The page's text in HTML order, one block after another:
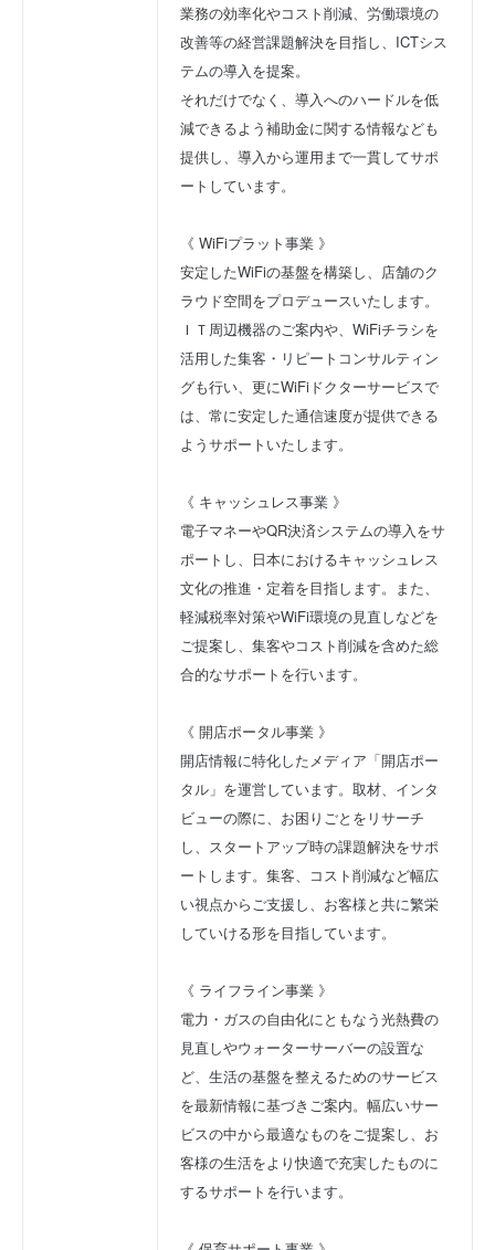
業務の効率化やコスト削減、労働環境の
改善等の経営課題解決を目指し、ICTシス
テムの導入を提案。
それだけでなく、導入へのハードルを低
減できるよう補助金に関する情報なども
提供し、導入から運用まで一貫してサポ
ートしています。
《 WiFiプラット事業 》
安定したWiFiの基盤を構築し、店舗のク
ラウド空間をプロデュースいたします。
ＩＴ周辺機器のご案内や、WiFiチラシを
活用した集客・リピートコンサルティン
グも行い、更にWiFiドクターサービスで
は、常に安定した通信速度が提供できる
ようサポートいたします。
《 キャッシュレス事業 》
電子マネーやQR決済システムの導入をサ
ポートし、日本におけるキャッシュレス
文化の推進・定着を目指します。また、
軽減税率対策やWiFi環境の見直しなどを
ご提案し、集客やコスト削減を含めた総
合的なサポートを行います。
《 開店ポータル事業 》
開店情報に特化したメディア「開店ポー
タル」を運営しています。取材、インタ
ビューの際に、お困りごとをリサーチ
し、スタートアップ時の課題解決をサポ
ートします。集客、コスト削減など幅広
い視点からご支援し、お客様と共に繁栄
していける形を目指しています。
《 ライフライン事業 》
電力・ガスの自由化にともなう光熱費の
見直しやウォーターサーバーの設置な
ど、生活の基盤を整えるためのサービス
を最新情報に基づきご案内。幅広いサー
ビスの中から最適なものをご提案し、お
客様の生活をより快適で充実したものに
するサポートを行います。